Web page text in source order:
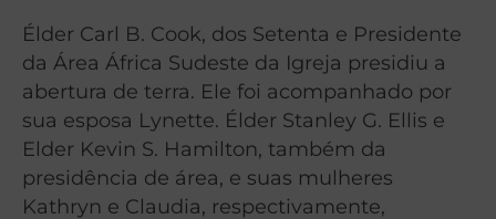
Élder Carl B. Cook, dos Setenta e Presidente
da Área África Sudeste da Igreja presidiu a
abertura de terra. Ele foi acompanhado por
sua esposa Lynette. Élder Stanley G. Ellis e
Elder Kevin S. Hamilton, também da
presidência de área, e suas mulheres
Kathryn e Claudia, respectivamente,